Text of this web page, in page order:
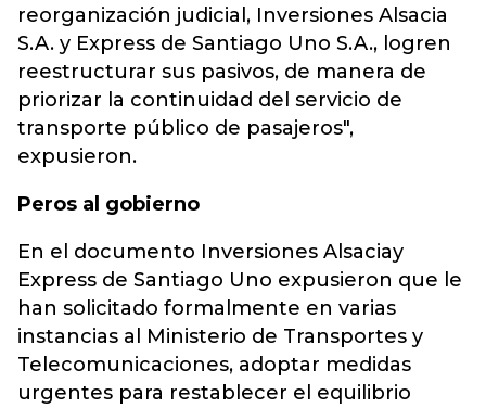
reorganización judicial, Inversiones Alsacia
S.A. y Express de Santiago Uno S.A., logren
reestructurar sus pasivos, de manera de
priorizar la continuidad del servicio de
transporte público de pasajeros",
expusieron.
Peros al gobierno
En el documento Inversiones Alsaciay
Express de Santiago Uno expusieron que le
han solicitado formalmente en varias
instancias al Ministerio de Transportes y
Telecomunicaciones, adoptar medidas
urgentes para restablecer el equilibrio